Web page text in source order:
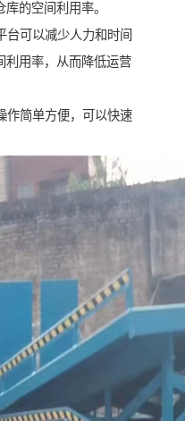
的空间利用率。
台可以减少人力和时间
利用率，从而降低运营
作简单方便，可以快速